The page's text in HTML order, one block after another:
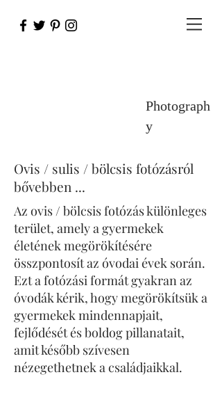
Photograph
y
Ovis / sulis / bölcsis fotózásról
bővebben ...
Az ovis / bölcsis fotózás különleges
terület, amely a gyermekek
életének megörökítésére
összpontosít az óvodai évek során.
Ezt a fotózási formát gyakran az
óvodák kérik, hogy megörökítsük a
gyermekek mindennapjait,
fejlődését és boldog pillanatait,
amit később szívesen
nézegethetnek a családjaikkal.